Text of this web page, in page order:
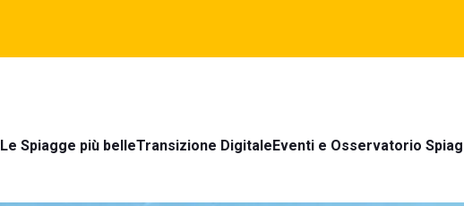
Le Spiagge più belleTransizione DigitaleEventi e Osservatorio